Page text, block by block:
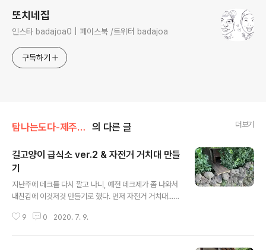
또치네집
인스타 badajoa0 | 페이스북 /트위터 badajoa
구독하기
탐나는도다-제주정착기/고치고 살기-수리/정리 의 다른 글 더보기
길고양이 급식소 ver.2 & 자전거 거치대 만들
기
지난주에 데크를 다시 깔고 나니, 예전 데크제가 좀 나와서
내친김에 이것저것 만들기로 했다. 먼저 자전거 거치대...
가 마땅치 않아서 미루고 미루던 것이었는데, 이참에 뚝딱
9 0 2020. 7. 9.